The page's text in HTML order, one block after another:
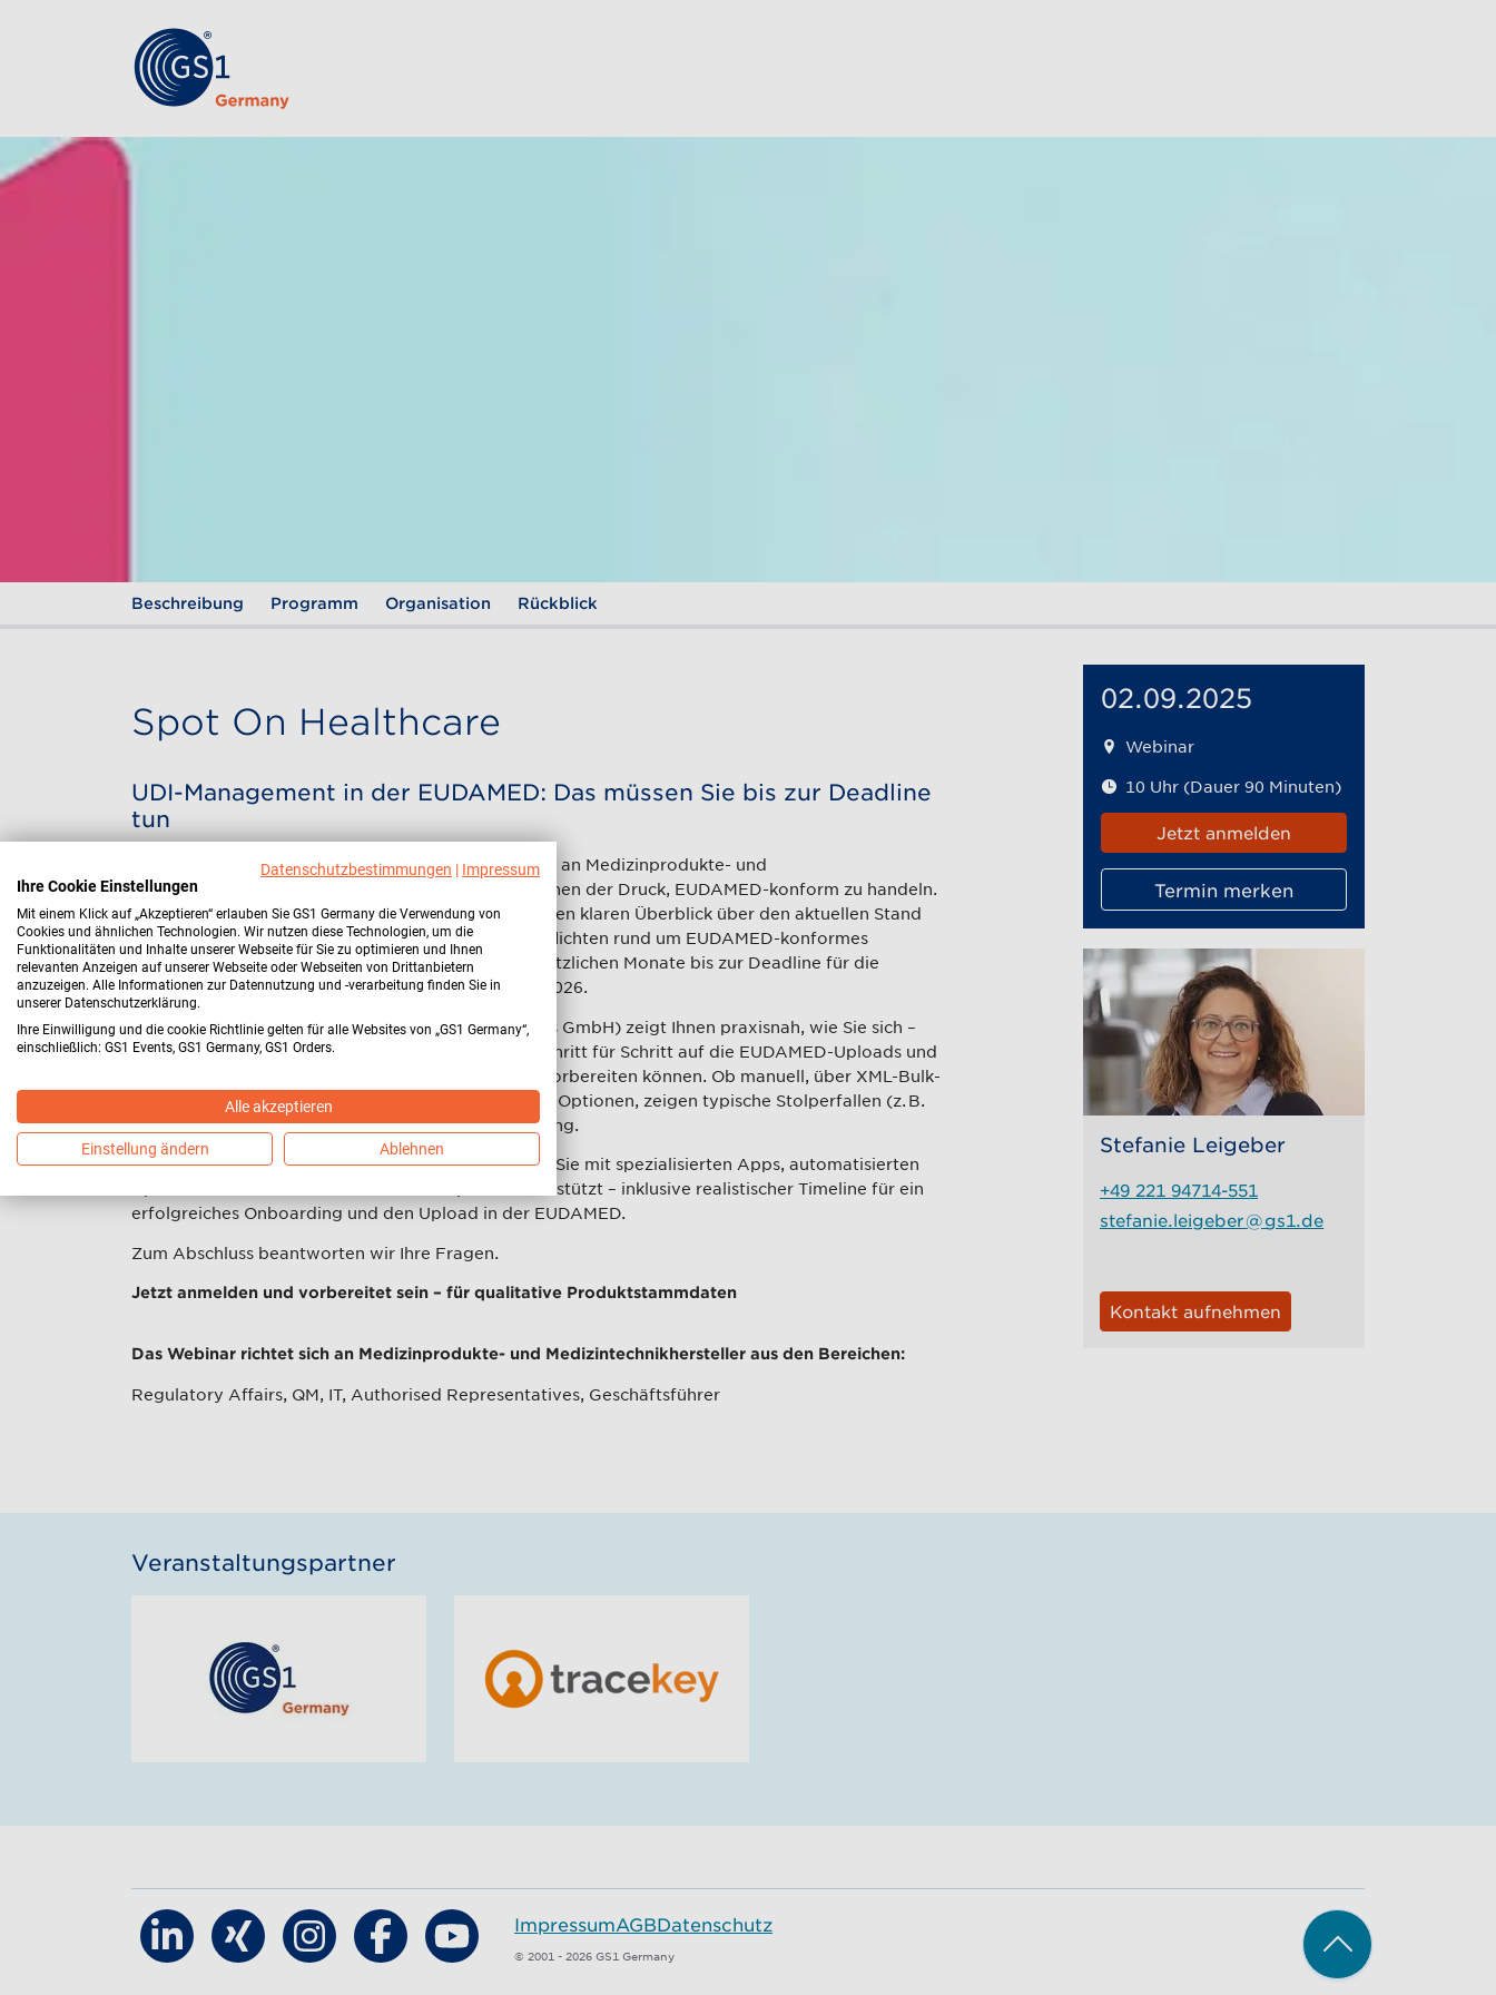
Beschreibung Programm Organisation Rückblick
Spot On Healthcare
UDI-Management in der EUDAMED: Das müssen Sie bis zur Deadline
tun
Die Zeit drängt: Die regulatorischen Anforderungen an Medizinprodukte- und
Medizintechnikhersteller steigen weiter – und mit ihnen der Druck, EUDAMED-konform zu handeln.
In unserem kompakten Webinar geben wir Ihnen einen klaren Überblick über den aktuellen Stand
des UDI-Moduls. Zusätzlich sprechen wir über die Pflichten rund um EUDAMED-konformes
Produktdatenmanagement sowie die nächsten zusätzlichen Monate bis zur Deadline für die
verpflichtende Nutzung des UDI-Moduls in Q1/Q2 2026.
Unsere Expertin Vanessa Brenne (tracekey solutions GmbH) zeigt Ihnen praxisnah, wie Sie sich –
unabhängig vom aktuellen Vorbereitungsstand – Schritt für Schritt auf die EUDAMED-Uploads und
das weitere Management Ihrer UDI-Produktdaten vorbereiten können. Ob manuell, über XML-Bulk-
Upload oder via M2M-Schnittstelle: Wir erklären die Optionen, zeigen typische Stolperfallen (z. B.
XML-Limits) und geben konkrete Tipps zur Umsetzung.
Erfahren Sie außerdem, wie unsere Softwarelösung Sie mit spezialisierten Apps, automatisierten
Updates und einem Freemium-Modell optimal unterstützt – inklusive realistischer Timeline für ein
erfolgreiches Onboarding und den Upload in der EUDAMED.
Zum Abschluss beantworten wir Ihre Fragen.
Jetzt anmelden und vorbereitet sein – für qualitative Produktstammdaten
Das Webinar richtet sich an Medizinprodukte- und Medizintechnikhersteller aus den Bereichen:
Regulatory Affairs, QM, IT, Authorised Representatives, Geschäftsführer
02.09.2025
Webinar
10 Uhr (Dauer 90 Minuten)
Jetzt anmelden
Termin merken
Stefanie Leigeber
+49 221 94714-551
stefanie.leigeber@gs1.de
Kontakt aufnehmen
Veranstaltungspartner
ImpressumAGBDatenschutz
© 2001 - 2026 GS1 Germany
Datenschutzbestimmungen | Impressum
Ihre Cookie Einstellungen
Mit einem Klick auf „Akzeptieren“ erlauben Sie GS1 Germany die Verwendung von
Cookies und ähnlichen Technologien. Wir nutzen diese Technologien, um die
Funktionalitäten und Inhalte unserer Webseite für Sie zu optimieren und Ihnen
relevanten Anzeigen auf unserer Webseite oder Webseiten von Drittanbietern
anzuzeigen. Alle Informationen zur Datennutzung und -verarbeitung finden Sie in
unserer Datenschutzerklärung.
Ihre Einwilligung und die cookie Richtlinie gelten für alle Websites von „GS1 Germany“,
einschließlich: GS1 Events, GS1 Germany, GS1 Orders.
Alle akzeptieren
Einstellung ändern Ablehnen